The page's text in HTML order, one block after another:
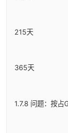
215天
365天
1.7.8 问题：按占